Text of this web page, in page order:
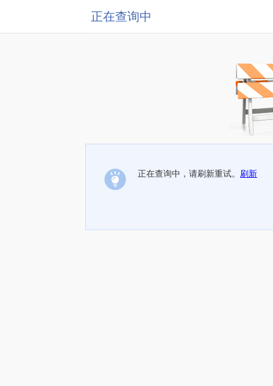
正在查询中
正在查询中，请刷新重试。 刷新